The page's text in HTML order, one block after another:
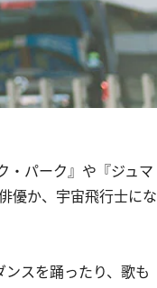
・パーク』や『ジュマ
優か、宇宙飛行士にな
スを踊ったり、歌も